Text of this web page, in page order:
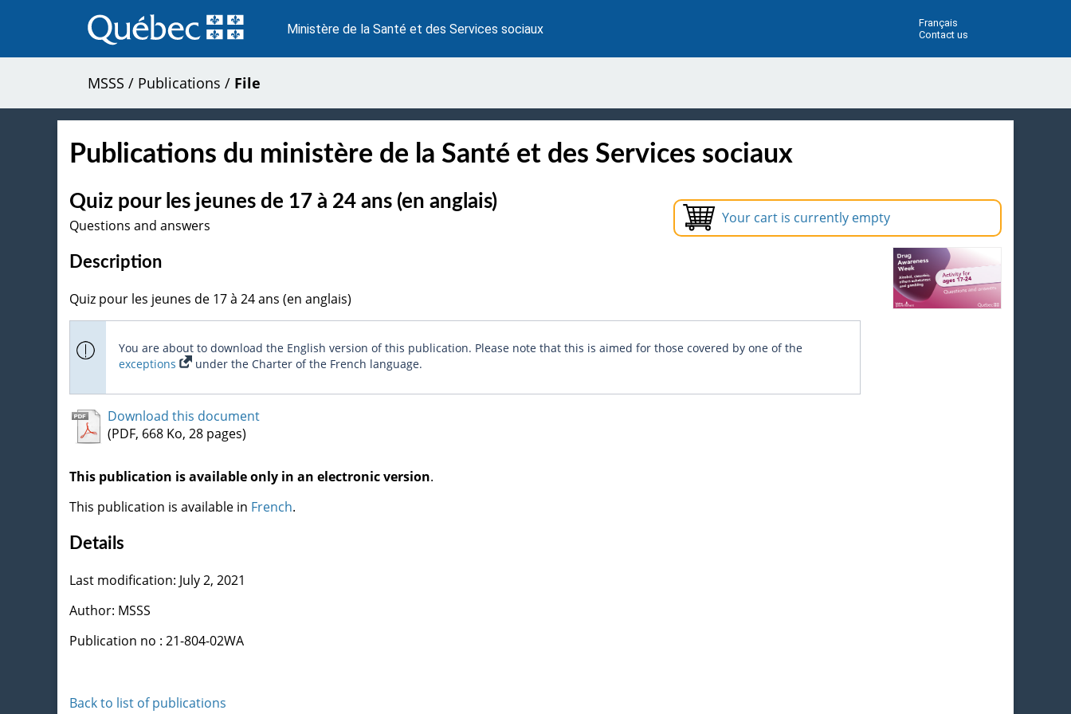
au
contenu
Ministère de la Santé et des Services sociaux
Français
Contact us
MSSS / Publications / File
Publications du ministère de la Santé et des Services sociaux
Your cart is currently empty
Quiz pour les jeunes de 17 à 24 ans (en anglais)
Questions and answers
Description
Quiz pour les jeunes de 17 à 24 ans (en anglais)
You are about to download the English version of this publication. Please note that this is aimed for those covered by one of the
exceptions
under the Charter of the French language.
Download this document
(PDF, 668 Ko, 28 pages)
This publication is available only in an electronic version.
This publication is available in French.
Details
Last modification: July 2, 2021
Author: MSSS
Publication no : 21-804-02WA
Back to list of publications